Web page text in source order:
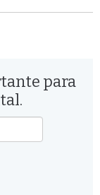
para